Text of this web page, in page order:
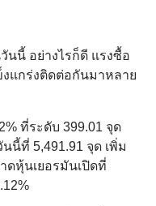
นนี้ อย่างไรก็ดี แรงซื้อ
แกร่งติดต่อกันมาหลาย
ที่ระดับ 399.01 จุด
นี้ที่ 5,491.91 จุด เพิ่ม
ดหุ้นเยอรมันเปิดที่